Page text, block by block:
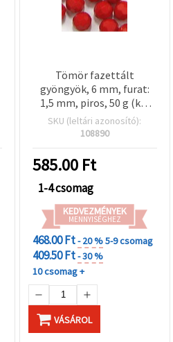
Tömör fazettált
gyöngyök, 6 mm, furat:
1,5 mm, piros, 50 g (kb.
470 db)
SKU (leltári azonosító):
108890
585.00 Ft
1-4 csomag
KEDVEZMÉNYEK
MENNYISÉGHEZ
468.00 Ft- 20 %5-9 csomag
409.50 Ft- 30 %
10 csomag +
VÁSÁROL